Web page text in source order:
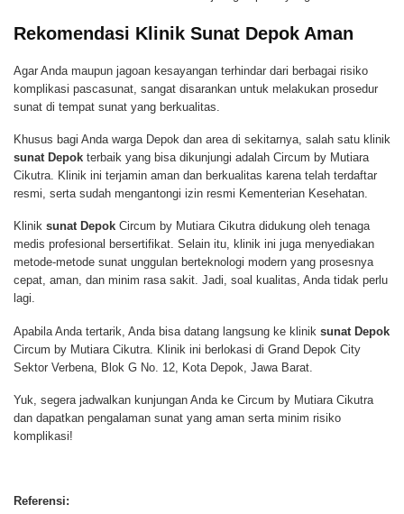
Rekomendasi Klinik Sunat Depok Aman
Agar Anda maupun jagoan kesayangan terhindar dari berbagai risiko
komplikasi pascasunat, sangat disarankan untuk melakukan prosedur
sunat di tempat sunat yang berkualitas.
Khusus bagi Anda warga Depok dan area di sekitarnya, salah satu klinik
sunat Depok terbaik yang bisa dikunjungi adalah Circum by Mutiara
Cikutra. Klinik ini terjamin aman dan berkualitas karena telah terdaftar
resmi, serta sudah mengantongi izin resmi Kementerian Kesehatan.
Klinik sunat Depok Circum by Mutiara Cikutra didukung oleh tenaga
medis profesional bersertifikat. Selain itu, klinik ini juga menyediakan
metode-metode sunat unggulan berteknologi modern yang prosesnya
cepat, aman, dan minim rasa sakit. Jadi, soal kualitas, Anda tidak perlu
lagi.
Apabila Anda tertarik, Anda bisa datang langsung ke klinik sunat Depok
Circum by Mutiara Cikutra. Klinik ini berlokasi di Grand Depok City
Sektor Verbena, Blok G No. 12, Kota Depok, Jawa Barat.
Yuk, segera jadwalkan kunjungan Anda ke Circum by Mutiara Cikutra
dan dapatkan pengalaman sunat yang aman serta minim risiko
komplikasi!
Referensi: